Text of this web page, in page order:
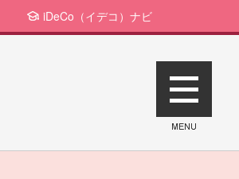
iDeCo（イデコ）ナビ